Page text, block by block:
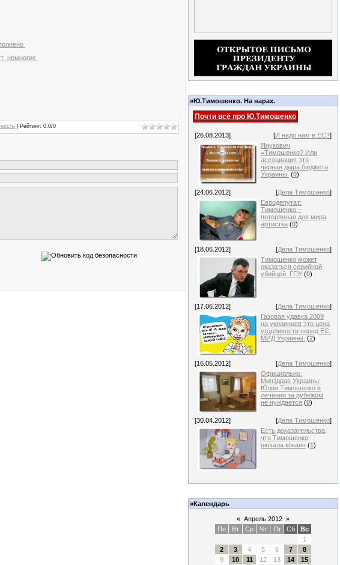
немногие
Рейтинг: 0.0/0
»Ю.Тимошенко. На нарах.
Почти всё про Ю.Тимошенко
[26.08.2013] [И надо нам в ЕС?]
Янукович
=Тимошенко? Или
ассоциация это
чёрная дыра бюджета
Украины. (0)
[24.06.2012] [Дела Тимошенко]
Евродепутат:
Тимошенко –
потерянная для мира
артистка (0)
[18.06.2012] [Дела Тимошенко]
Тимошенко может
оказаться серийной
убийцей. ГПУ (0)
[17.06.2012] [Дела Тимошенко]
Газовая удавка 2009
на украинцев это цена
угодливости перед ЕС.
МИД Украины. (2)
[16.05.2012] [Дела Тимошенко]
Официально.
Минздрав Украины:
Юлия Тимошенко в
лечении за рубежом
не нуждается (0)
[30.04.2012] [Дела Тимошенко]
Есть доказательства,
что Тимошенко
нюхала кокаин (1)
»Календарь
« Апрель 2012 »
Пн
Вт Ср Чт Пт Сб
Вс
1
2
3 4 5 6 7
8
9
10 11 12 13 14 15